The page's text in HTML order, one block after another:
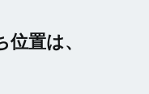
置は、